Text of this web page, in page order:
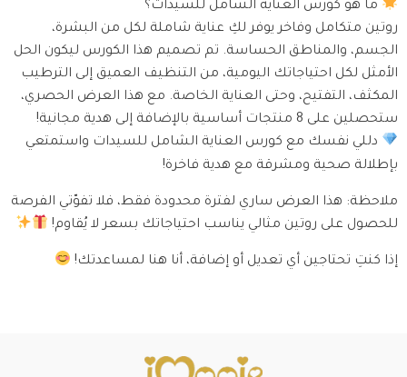
ما هو كورس العناية الشامل للسيدات؟
روتين متكامل وفاخر يوفر لكِ عناية شاملة لكل من البشرة،
الجسم، والمناطق الحساسة. تم تصميم هذا الكورس ليكون الحل
الأمثل لكل احتياجاتك اليومية، من التنظيف العميق إلى الترطيب
المكثف، التفتيح، وحتى العناية الخاصة. مع هذا العرض الحصري،
ستحصلين على 8 منتجات أساسية بالإضافة إلى هدية مجانية!
دللي نفسك مع كورس العناية الشامل للسيدات واستمتعي
بإطلالة صحية ومشرقة مع هدية فاخرة!
ملاحظة: هذا العرض ساري لفترة محدودة فقط، فلا تفوّتي الفرصة
للحصول على روتين مثالي يناسب احتياجاتك بسعر لا يُقاوم!
إذا كنتِ تحتاجين أي تعديل أو إضافة، أنا هنا لمساعدتك!